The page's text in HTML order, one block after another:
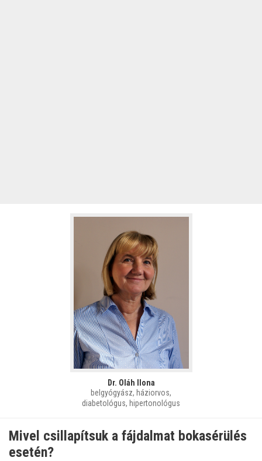
Dr. Oláh Ilona
belgyógyász, háziorvos,
diabetológus, hipertonológus
Mivel csillapítsuk a fájdalmat bokasérülés
esetén?